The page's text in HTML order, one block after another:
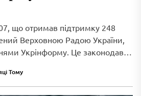
що отримав підтримку 248
Верховною Радою України,
Укрінформу. Це законодавче
Тому